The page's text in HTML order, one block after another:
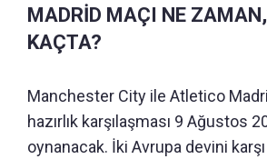
MADRİD MAÇI NE
KAÇTA?
Manchester City ile Atletico
hazırlık karşılaşması 9 Ağustos
oynanacak. İki Avrupa devini karşı